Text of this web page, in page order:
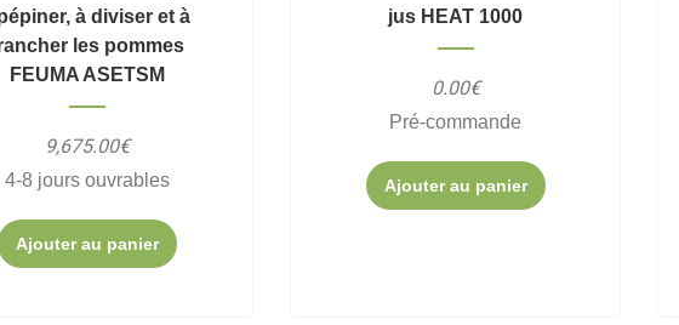
à diviser et à
les pommes
FEUMA ASETSM
9,675.00€
4-8 jours ouvrables
Ajouter au panier
jus HEAT 1000
0.00€
Pré-commande
Ajouter au panier